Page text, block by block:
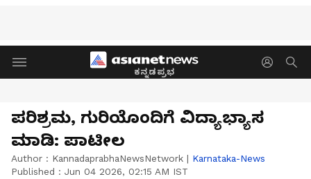
ಕನ್ನಡಪ್ರಭ
ಪರಿಶ್ರಮ, ಗುರಿಯೊಂದಿಗೆ ವಿದ್ಯಾಭ್ಯಾಸ
ಮಾಡಿ: ಪಾಟೀಲ
Author : KannadaprabhaNewsNetwork | Karnataka-News
Published : Jun 04 2026, 02:15 AM IST